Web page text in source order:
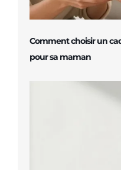
Comment choisir un
pour sa maman